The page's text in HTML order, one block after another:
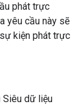
phát trực
yêu cầu này sẽ
kiện phát trực
Siêu dữ liệu